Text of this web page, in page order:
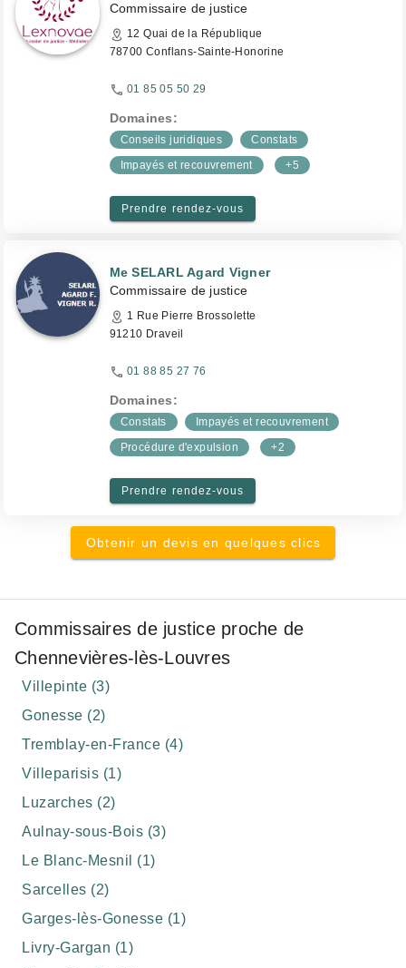
Commissaire de justice
12 Quai de la République
78700 Conflans-Sainte-Honorine
01 85 05 50 29
Domaines:
Conseils juridiques
Constats
Impayés et recouvrement
+5
Prendre rendez-vous
Me SELARL Agard Vigner
Commissaire de justice
1 Rue Pierre Brossolette
91210 Draveil
01 88 85 27 76
Domaines:
Constats
Impayés et recouvrement
Procédure d'expulsion
+2
Prendre rendez-vous
Obtenir un devis en quelques clics
Commissaires de justice proche de
Chennevières-lès-Louvres
Villepinte (3)
Gonesse (2)
Tremblay-en-France (4)
Villeparisis (1)
Luzarches (2)
Aulnay-sous-Bois (3)
Le Blanc-Mesnil (1)
Sarcelles (2)
Garges-lès-Gonesse (1)
Livry-Gargan (1)